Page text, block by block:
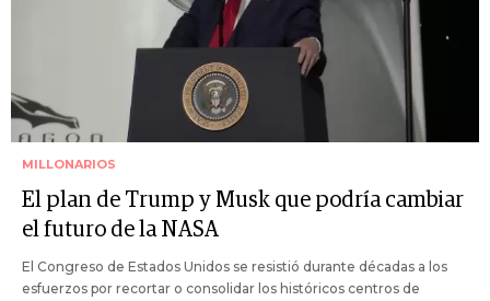
MILLONARIOS
El plan de Trump y Musk que podría cambiar
el futuro de la NASA
El Congreso de Estados Unidos se resistió durante décadas a los
esfuerzos por recortar o consolidar los históricos centros de